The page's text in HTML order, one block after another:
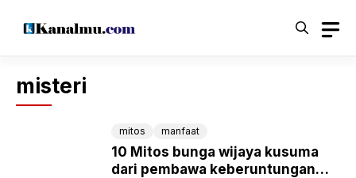
misteri
mitos manfaat
10 Mitos bunga wijaya kusuma
dari pembawa keberuntungan